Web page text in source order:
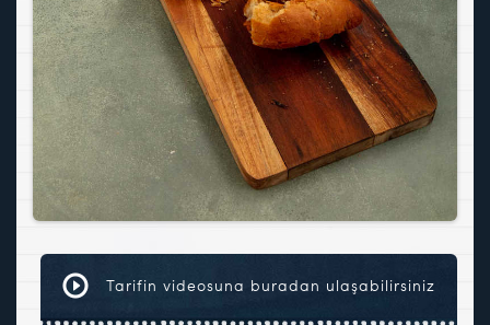
Tarifin videosuna buradan ulaşabilirsiniz